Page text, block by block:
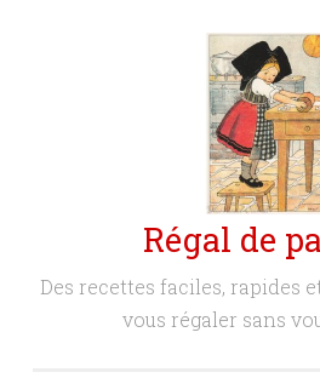
Régal de
Des recettes faciles, rapides
vous régaler sans